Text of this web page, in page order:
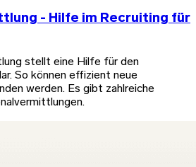
- Hilfe im Recruiting für
stellt eine Hilfe für den
So können effizient neue
werden. Es gibt zahlreiche